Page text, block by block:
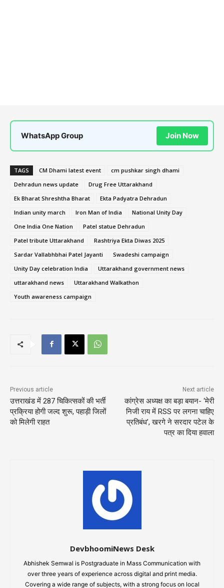
WhatsApp Group Join Now
TAGS CM Dhami latest event
cm pushkar singh dhami
Dehradun news update
Drug Free Uttarakhand
Ek Bharat Shreshtha Bharat
Ekta Padyatra Dehradun
Indian unity march
Iron Man of India
National Unity Day
One India One Nation
Patel statue Dehradun
Patel tribute Uttarakhand
Rashtriya Ekta Diwas 2025
Sardar Vallabhbhai Patel Jayanti
Swadeshi campaign
Unity Day celebration India
Uttarakhand government news
uttarakhand news
Uttarakhand Walkathon
Youth awareness campaign
Previous article
उत्तराखंड में 287 चिकित्सकों की भर्ती
प्रक्रिया होगी जल्द शुरू, पहाड़ी जिलों
को मिलेगी राहत
Next article
कांग्रेस अध्यक्ष का बड़ा बयान- ‘मेरी
निजी राय में RSS पर लगना चाहिए
प्रतिबंध’, खरगे ने सरदार पटेल के
पत्र का दिया हवाला
DevbhoomiNews Desk
Abhishek Semwal is Postgraduate in Mass Communication with
over three years of experience across digital and print media.
Covering a wide range of subjects, with a strong focus on local